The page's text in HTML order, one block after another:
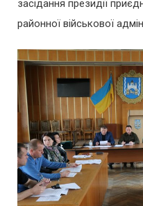
засідання президії
районної військової